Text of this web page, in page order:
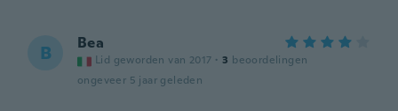
B Bea
Lid geworden van 2017 · 3 beoordelingen
ongeveer 5 jaar geleden